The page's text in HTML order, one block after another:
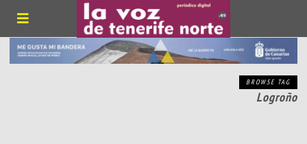
BROWSE TAG
Logroño